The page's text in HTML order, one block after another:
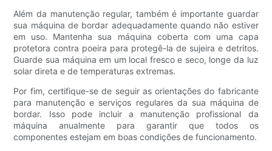
Além da manutenção regular, também é importante guardar
sua máquina de bordar adequadamente quando não estiver
em uso. Mantenha sua máquina coberta com uma capa
protetora contra poeira para protegê-la de sujeira e detritos.
Guarde sua máquina em um local fresco e seco, longe da luz
solar direta e de temperaturas extremas.
Por fim, certifique-se de seguir as orientações do fabricante
para manutenção e serviços regulares da sua máquina de
bordar. Isso pode incluir a manutenção profissional da
máquina anualmente para garantir que todos os
componentes estejam em boas condições de funcionamento.